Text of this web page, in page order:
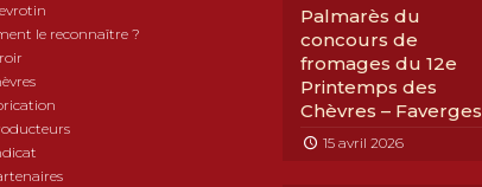
le reconnaître ?
Palmarès du
concours de
fromages du 12e
Printemps des
Chèvres – Faverges
15 avril 2026